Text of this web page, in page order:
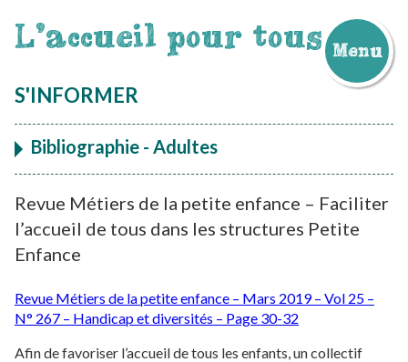
L'accueil pour tous Menu
au
S'INFORMER
Bibliographie - Adultes
Revue Métiers de la petite enfance – Faciliter
l’accueil de tous dans les structures Petite
Enfance
Revue Métiers de la petite enfance – Mars 2019 – Vol 25 –
N° 267 – Handicap et diversités – Page 30-32
Afin de favoriser l’accueil de tous les enfants, un collectif